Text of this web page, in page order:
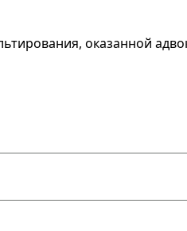
оказанной